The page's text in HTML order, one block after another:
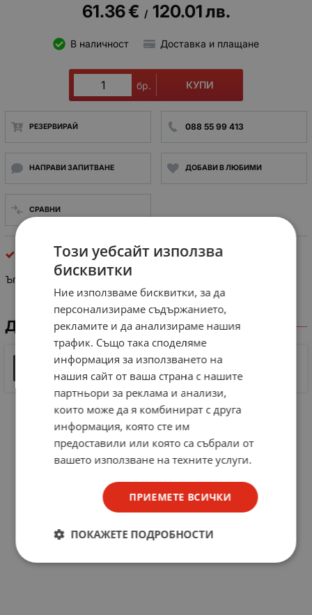
61.36€ / 120.01лв.
В наличност Доставка и плащане
бр. КУПИ
РЕЗЕРВИРАЙ 088 55 99 413
НАПРАВИ ЗАПИТВАНЕ ДОБАВИ В ЛЮБИМИ
СРАВНИ
Ъглошлайф Hitachi, 125мм, 650W, 10000 об/мин,
ДОКУМЕНТИ ЗА СВАЛЯНЕ
ръководство на потребителя HITACHI G13SR3
649 KB |PDF
Този уебсайт използва
бисквитки
Ние използваме бисквитки, за да
персонализираме съдържанието,
рекламите и да анализираме нашия
трафик. Също така споделяме
информация за използването на
нашия сайт от ваша страна с нашите
партньори за реклама и анализи,
които може да я комбинират с друга
информация, която сте им
предоставили или която са събрали от
вашето използване на техните услуги.
ПРИЕМЕТЕ ВСИЧКИ
ПОКАЖЕТЕ ПОДРОБНОСТИ